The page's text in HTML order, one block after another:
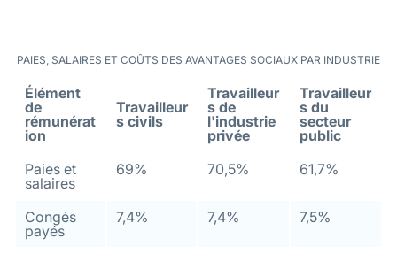
PAIES, SALAIRES ET COÛTS DES AVANTAGES SOCIAUX PAR INDUSTRIE
Élément
de
rémunérat
ion
Travailleur
s civils
Travailleur
s de
l'industrie
privée
Travailleur
s du
secteur
public
Paies et
salaires
69% 70,5% 61,7%
Congés
payés
7,4% 7,4% 7,5%